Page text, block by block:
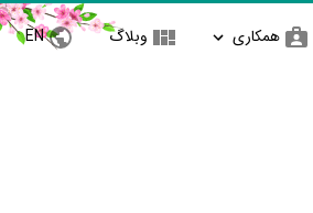
همکاری وبلاگ EN